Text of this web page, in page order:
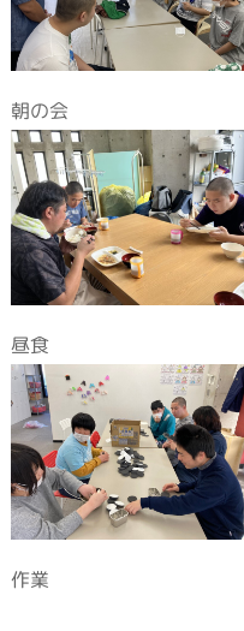
朝の会
昼食
作業